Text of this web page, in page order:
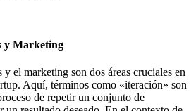
y Marketing
el marketing son dos áreas cruciales en
Aquí, términos como «iteración» son
de repetir un conjunto de